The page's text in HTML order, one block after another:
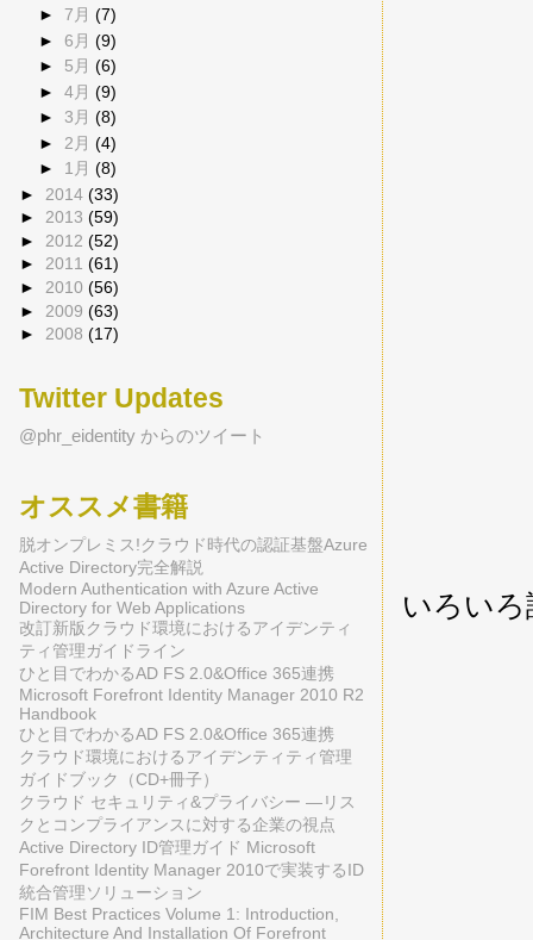
いろい
►7月(7)
►6月(9)
► 5月(6)
►4月(9)
► 3月(8)
► 2月(4)
► 1月(8)
► 2014 (33)
► 2013 (59)
► 2012 (52)
► 2011 (61)
► 2010 (56)
► 2009 (63)
► 2008 (17)
Twitter Updates
@phr_eidentity からのツイート
オススメ書籍
脱オンプレミス!クラウド時代の認証基盤Azure
Active Directory完全解説
Modern Authentication with Azure Active
Directory for Web Applications
改訂新版クラウド環境におけるアイデンティ
ティ管理ガイドライン
ひと目でわかるAD FS 2.0&Office 365連携
Microsoft Forefront Identity Manager 2010 R2
Handbook
ひと目でわかるAD FS 2.0&Office 365連携
クラウド環境におけるアイデンティティ管理
ガイドブック（CD+冊子）
クラウド セキュリティ&プライバシー ―リス
クとコンプライアンスに対する企業の視点
Active Directory ID管理ガイド Microsoft
Forefront Identity Manager 2010で実装するID
統合管理ソリューション
FIM Best Practices Volume 1: Introduction,
Architecture And Installation Of Forefront